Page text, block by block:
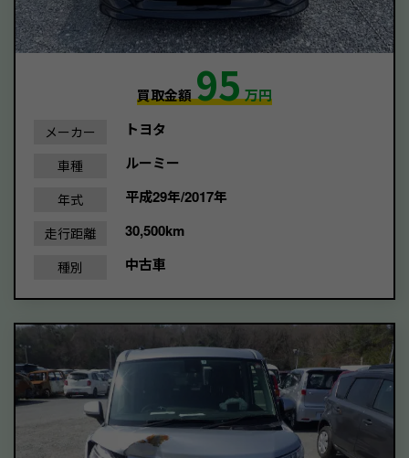
買取金額95万円
メーカー トヨタ
車種 ルーミー
年式 平成29年/2017年
走行距離 30,500km
種別 中古車